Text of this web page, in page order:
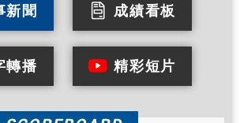
新聞 成績看板
轉播 精彩短片